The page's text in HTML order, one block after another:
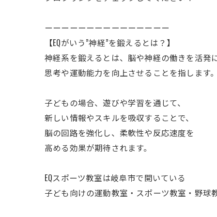
ーーーーーーーーーーーーーーー
【EQがいう”神経”を鍛えるとは？】
神経系を鍛えるとは、脳や神経の働きを活発に
思考や運動能力を向上させることを指します。
子どもの場合、遊びや学習を通じて、
新しい情報やスキルを吸収することで、
脳の回路を強化し、柔軟性や反応速度を
高める効果が期待されます。
EQスポーツ教室は岐阜市で開いている
子ども向けの運動教室・スポーツ教室・野球